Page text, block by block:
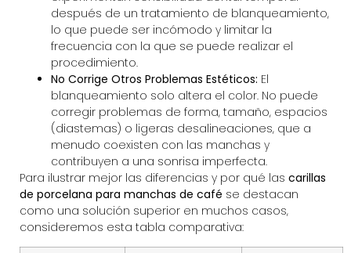
después de un tratamiento de blanqueamiento,
lo que puede ser incómodo y limitar la
frecuencia con la que se puede realizar el
procedimiento.
No Corrige Otros Problemas Estéticos: El
blanqueamiento solo altera el color. No puede
corregir problemas de forma, tamaño, espacios
(diastemas) o ligeras desalineaciones, que a
menudo coexisten con las manchas y
contribuyen a una sonrisa imperfecta.
Para ilustrar mejor las diferencias y por qué las carillas
de porcelana para manchas de café se destacan
como una solución superior en muchos casos,
consideremos esta tabla comparativa: